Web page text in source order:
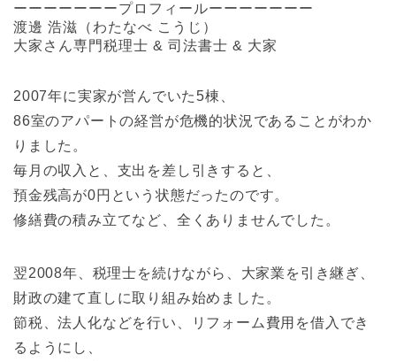
ーーーーーーープロフィールーーーーーーー
渡邊 浩滋（わたなべ こうじ）
大家さん専門税理士 & 司法書士 & 大家
2007年に実家が営んでいた5棟、
86室のアパートの経営が危機的状況であることがわか
りました。
毎月の収入と、支出を差し引きすると、
預金残高が0円という状態だったのです。
修繕費の積み立てなど、全くありませんでした。
翌2008年、税理士を続けながら、大家業を引き継ぎ、
財政の建て直しに取り組み始めました。
節税、法人化などを行い、リフォーム費用を借入でき
るようにし、